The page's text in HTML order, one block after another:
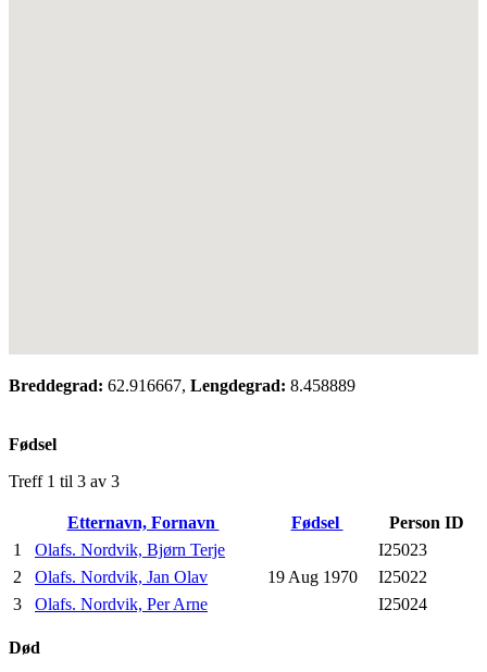
Breddegrad: 62.916667, Lengdegrad: 8.458889
Fødsel
Treff 1 til 3 av 3
Etternavn, Fornavn Fødsel
Person ID
1
Olafs. Nordvik, Bjørn Terje
I25023
2
Olafs. Nordvik, Jan Olav 19 Aug 1970
I25022
3
Olafs. Nordvik, Per Arne I25024
Død